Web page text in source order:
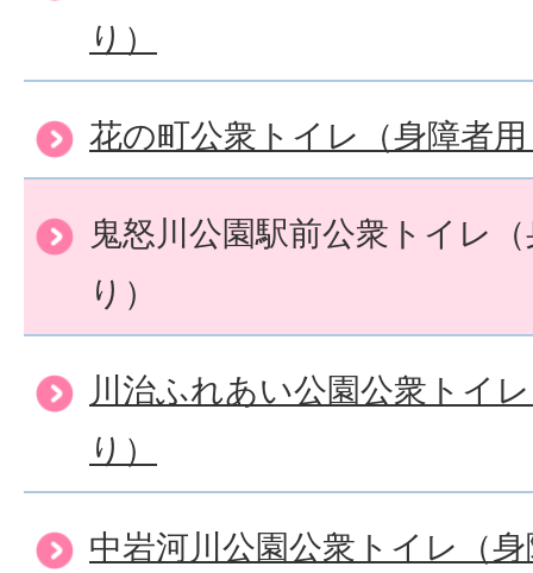
り）
花の町公衆トイレ（身障者
鬼怒川公園駅前公衆トイレ
り）
川治ふれあい公園公衆トイ
り）
中岩河川公園公衆トイレ（